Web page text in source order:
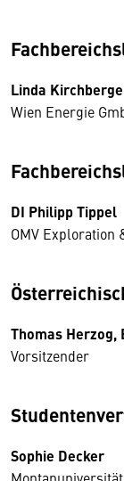
Linda
Wien Energie
DI Philipp Tippel
OMV Exploration
Thomas Herzog,
Vorsitzender
Sophie Decker